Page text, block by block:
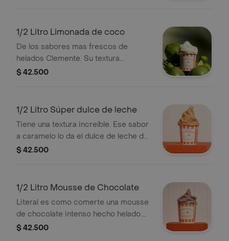
1/2 Litro Limonada de coco
De los sabores mas frescos de
helados Clemente. Su textura
inigualable, pura leche de coco, limón,
$ 42.500
1/2 Litro Súper dulce de leche
Tiene una textura increíble. Ese sabor
a caramelo lo da el dulce de leche de
búfala que Planeta Rica fabrica
dulce de leche.
$ 42.500
1/2 Litro Mousse de Chocolate
Literal es como comerte una mousse
de chocolate intenso hecho helado.
chocolate colombiano, huevos
$ 42.500